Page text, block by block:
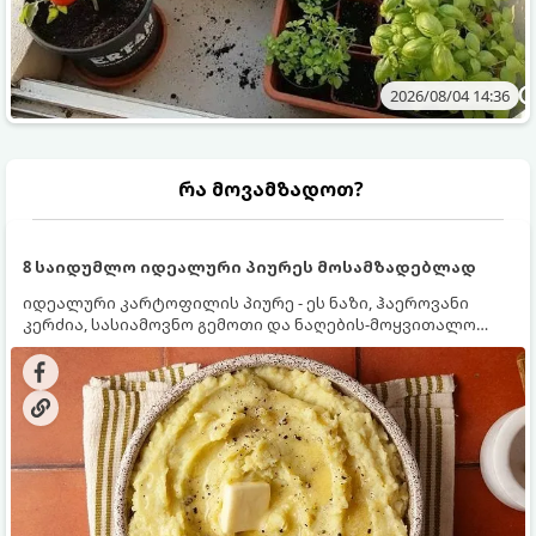
2026/08/04 14:36
რა მოვამზადოთ?
8 საიდუმლო იდეალური პიურეს მოსამზადებლად
იდეალური კარტოფილის პიურე - ეს ნაზი, ჰაეროვანი
კერძია, სასიამოვნო გემოთი და ნაღების-მოყვითალო
ფერით. მისი მომზადება ძალიან მარტივია, მაგრამ
არსებობს რამდენიმე საიდუმლო, რომლებიც უნდა
იცოდეთ, რომ პიურე იდეალურად გემრიელი გამოვიდეს.